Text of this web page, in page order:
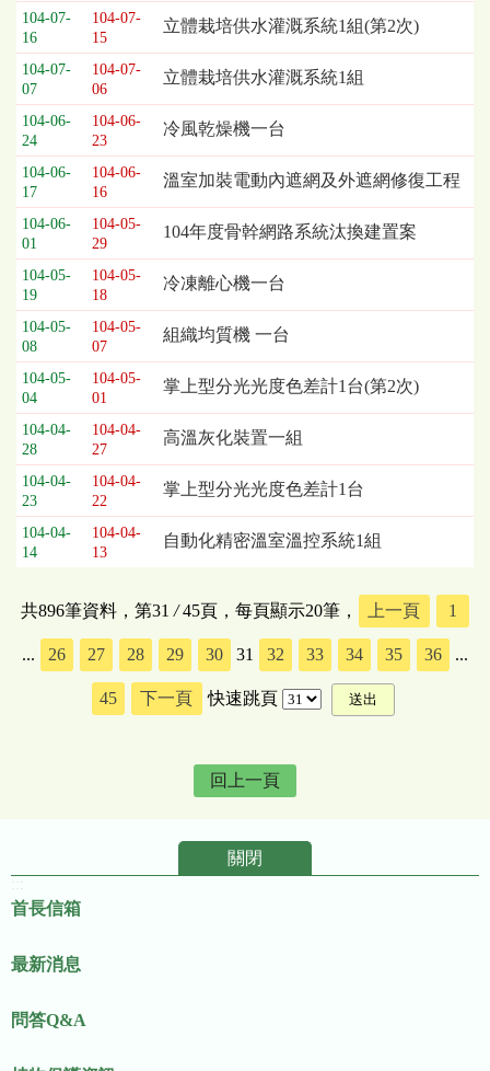
事
項
104-07-
16
104-07-
15
立體栽培供水灌溉系統1組(第2次)
104-07-
07
104-07-
06
立體栽培供水灌溉系統1組
104-06-
24
104-06-
23
冷風乾燥機一台
104-06-
17
104-06-
16
溫室加裝電動內遮網及外遮網修復工程
104-06-
01
104-05-
29
104年度骨幹網路系統汰換建置案
104-05-
19
104-05-
18
冷凍離心機一台
104-05-
08
104-05-
07
組織均質機 一台
104-05-
04
104-05-
01
掌上型分光光度色差計1台(第2次)
104-04-
28
104-04-
27
高溫灰化裝置一組
104-04-
23
104-04-
22
掌上型分光光度色差計1台
104-04-
14
104-04-
13
自動化精密溫室溫控系統1組
共896筆資料，第31 /45頁，每頁顯示20筆， 上一頁 1
... 26 27 28 29 30 31 32 33 34 35 36 ...
45 下一頁 快速跳頁
回上一頁
關閉
首長信箱
最新消息
問答Q&A